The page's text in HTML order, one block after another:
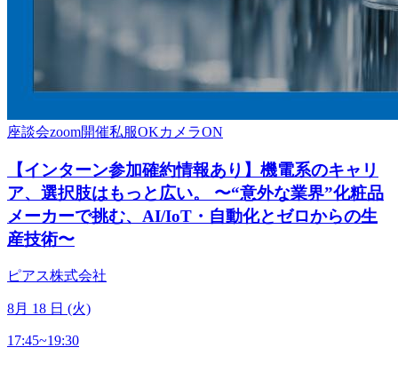
座談会zoom開催私服OKカメラON
【インターン参加確約情報あり】機電系のキャリ
ア、選択肢はもっと広い。 〜“意外な業界”化粧品
メーカーで挑む、AI/IoT・自動化とゼロからの生
産技術〜
ピアス株式会社
8月 18 日 (火)
17:45~19:30